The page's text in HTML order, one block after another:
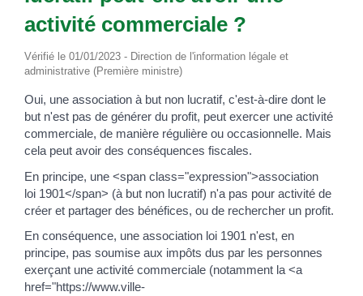
activité commerciale ?
Vérifié le 01/01/2023 - Direction de l'information légale et
administrative (Première ministre)
Oui, une association à but non lucratif, c'est-à-dire dont le
but n'est pas de générer du profit, peut exercer une activité
commerciale, de manière régulière ou occasionnelle. Mais
cela peut avoir des conséquences fiscales.
En principe, une <span class="expression">association
loi 1901</span> (à but non lucratif) n'a pas pour activité de
créer et partager des bénéfices, ou de rechercher un profit.
En conséquence, une association loi 1901 n'est, en
principe, pas soumise aux impôts dus par les personnes
exerçant une activité commerciale (notamment la <a
href="https://www.ville-